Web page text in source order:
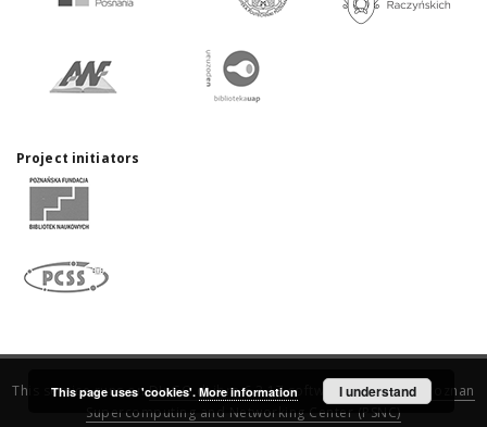
Project initiators
This service runs onDInGO dLibra 6.3.17software created by
Poznan
Supercomputing and Networking Center (PSNC)
This page uses 'cookies'. More information I understand